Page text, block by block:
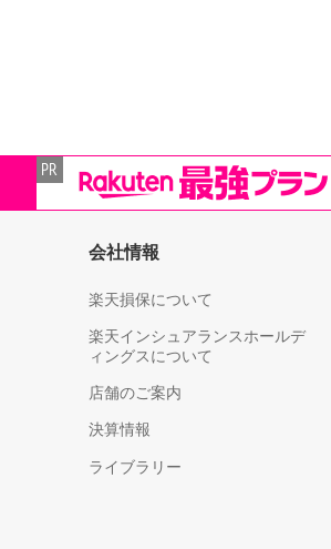
会社情報
楽天損保について
楽天インシュアランスホールデ
ィングスについて
店舗のご案内
決算情報
ライブラリー